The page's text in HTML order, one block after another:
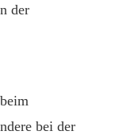
der
bei der